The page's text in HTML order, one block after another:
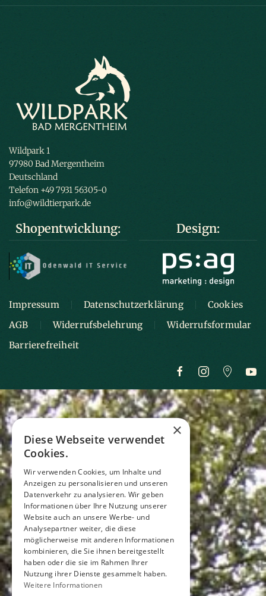
Wildpark 1
97980 Bad Mergentheim
Deutschland
Telefon +49 7931 56305-0
info@wildtierpark.de
Shopentwicklung: Design:
Impressum Datenschutzerklärung
Cookies
AGB
Widerrufsbelehrung
Widerrufsformular
Barrierefreiheit
×
Diese Webseite verwendet
Cookies.
Wir verwenden Cookies, um Inhalte und
Anzeigen zu personalisieren und unseren
Datenverkehr zu analysieren. Wir geben
Informationen über Ihre Nutzung unserer
Website auch an unsere Werbe- und
Analysepartner weiter, die diese
möglicherweise mit anderen Informationen
kombinieren, die Sie ihnen bereitgestellt
haben oder die sie im Rahmen Ihrer
Nutzung ihrer Dienste gesammelt haben.
Weitere Informationen